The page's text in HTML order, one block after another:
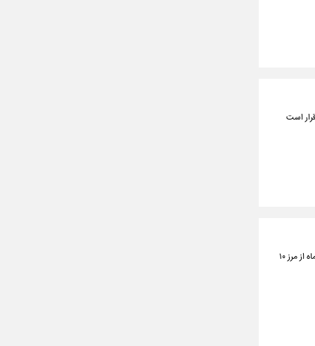
و ۶۳۷ هزار تومان رسید، قرار است
سخنگوی صنعت برق در استان تهران گفت: همزمان با تداوم موج گرما، نیاز مصرف برق استان تهران در روز ۲۰ تیرماه از مرز ۱۰